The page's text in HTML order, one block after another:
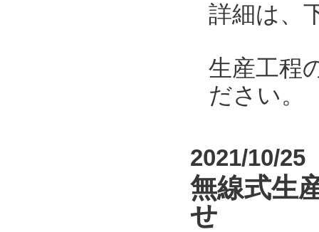
詳細は、
生産工程
ださい。
2021/10/25
無線式生
せ